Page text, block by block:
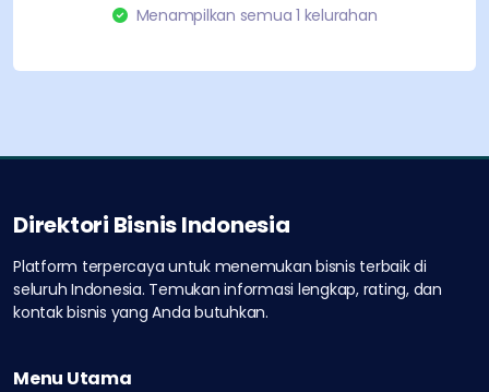
Menampilkan semua 1 kelurahan
Direktori Bisnis Indonesia
Platform terpercaya untuk menemukan bisnis terbaik di
seluruh Indonesia. Temukan informasi lengkap, rating, dan
kontak bisnis yang Anda butuhkan.
Menu Utama